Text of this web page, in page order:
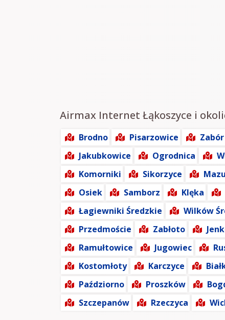
Airmax Internet Łąkoszyce i
Brodno Pisarzowice
Jakubkowice
Ogrodnica
Komorniki
Sikorzyce
Osiek
Samborz Klęka
Łagiewniki Średzkie
Wilków
Przedmoście
Zabłoto
Ramułtowice
Jugowiec
Kostomłoty
Karczyce
Paździorno
Proszków
Szczepanów
Rzeczyca